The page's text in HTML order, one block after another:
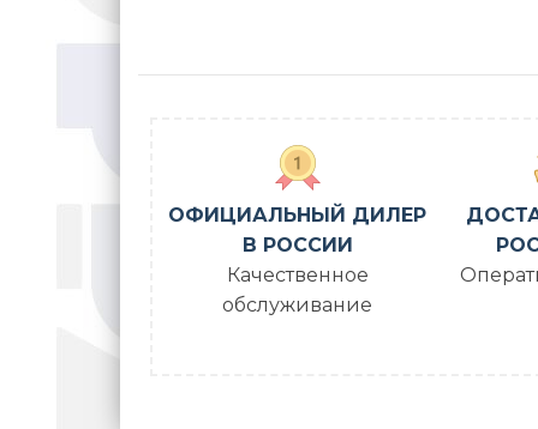
ОФИЦИАЛЬНЫЙ ДИЛЕР
В РОССИИ
Качественное
обслуживание